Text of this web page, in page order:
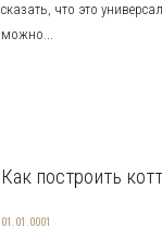
сказать, что это
можно...
Как построить
01.01.0001